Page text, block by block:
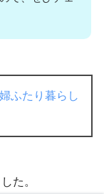
ふたり暮らし
た。